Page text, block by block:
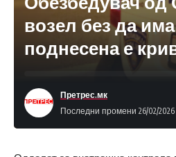
возел без да
поднесена е
Последни промени 26/02/2026
Претрес.мк